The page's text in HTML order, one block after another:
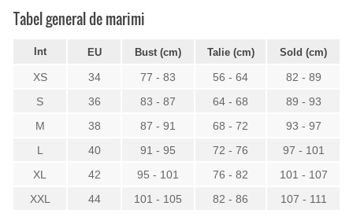
Tabel general de marimi
Int EU Bust (cm) Talie (cm) Sold (cm)
XS 34 77 - 83 56 - 64
82 - 89
S
36 83 - 87 64 - 68
89 - 93
M
38 87 - 91 68 - 72
93 - 97
L
40 91 - 95 72 - 76
97 - 101
XL
42 95 - 101 76 - 82
101 - 107
XXL
44 101 - 105 82 - 86 107 - 111